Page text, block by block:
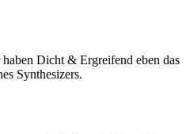
Dicht & Ergreifend eben das
Synthesizers.